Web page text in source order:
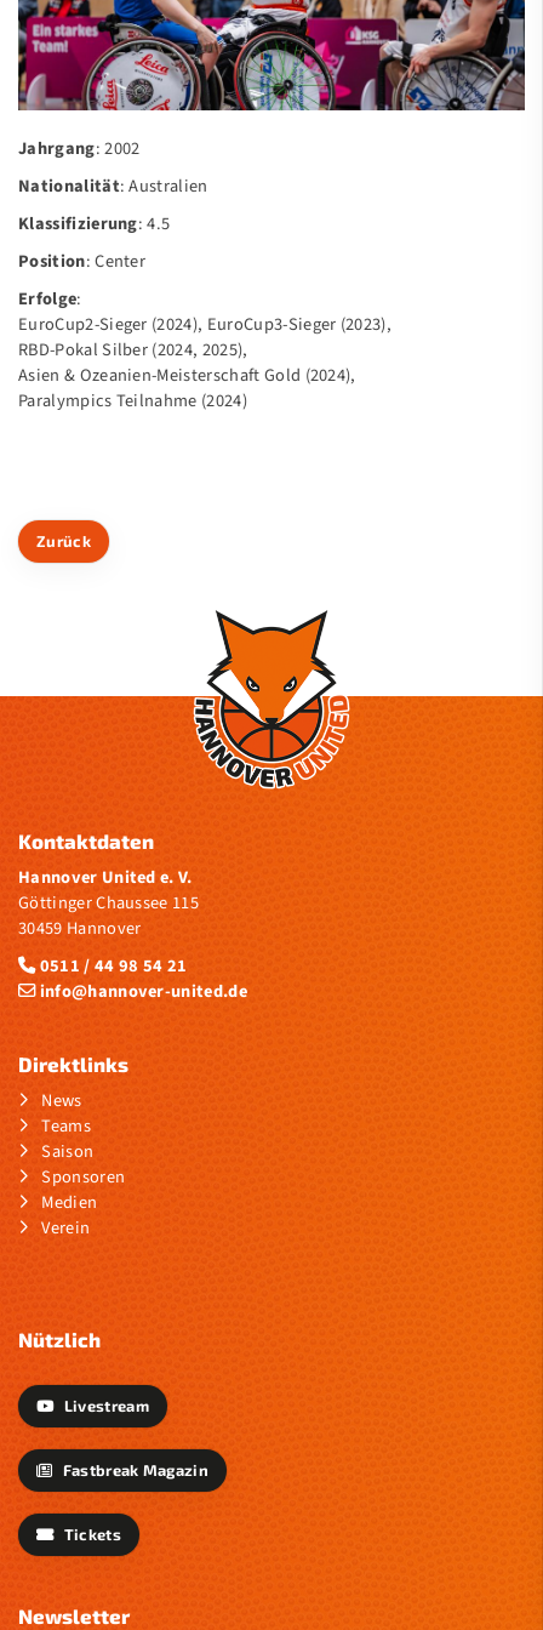
Jahrgang: 2002
Nationalität: Australien
Klassifizierung: 4.5
Position: Center
Erfolge:
EuroCup2-Sieger (2024), EuroCup3-Sieger (2023),
RBD-Pokal Silber (2024, 2025),
Asien & Ozeanien-Meisterschaft Gold (2024),
Paralympics Teilnahme (2024)
Zurück
Kontaktdaten
Hannover United e. V.
Göttinger Chaussee 115
30459 Hannover
0511 / 44 98 54 21
info@hannover-united.de
Direktlinks
News
Teams
Saison
Sponsoren
Medien
Verein
Nützlich
Livestream
Fastbreak Magazin
Tickets
Newsletter
#11 Jan Sadler
#12 Alexander Budde
#22 Jakob Krömer
Martin Kluck
Udo Schulz
United Jugend Team
Medien